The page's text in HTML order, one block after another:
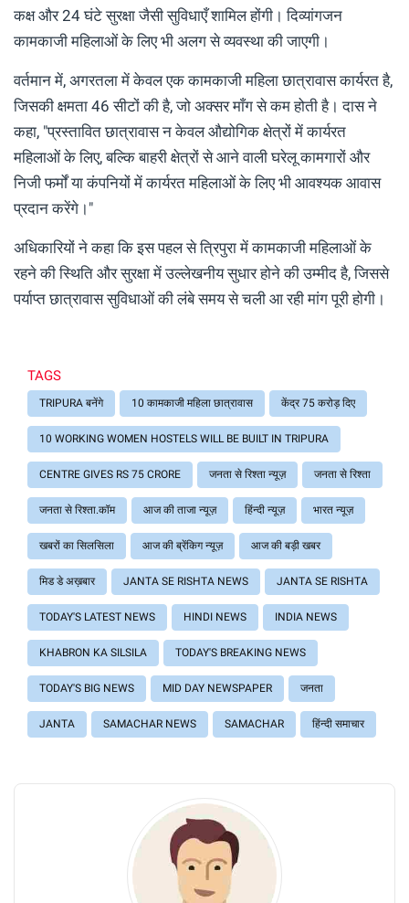
कक्ष और 24 घंटे सुरक्षा जैसी सुविधाएँ शामिल होंगी। दिव्यांगजन
कामकाजी महिलाओं के लिए भी अलग से व्यवस्था की जाएगी।
वर्तमान में, अगरतला में केवल एक कामकाजी महिला छात्रावास कार्यरत है,
जिसकी क्षमता 46 सीटों की है, जो अक्सर माँग से कम होती है। दास ने
कहा, "प्रस्तावित छात्रावास न केवल औद्योगिक क्षेत्रों में कार्यरत
महिलाओं के लिए, बल्कि बाहरी क्षेत्रों से आने वाली घरेलू कामगारों और
निजी फर्मों या कंपनियों में कार्यरत महिलाओं के लिए भी आवश्यक आवास
प्रदान करेंगे।"
अधिकारियों ने कहा कि इस पहल से त्रिपुरा में कामकाजी महिलाओं के
रहने की स्थिति और सुरक्षा में उल्लेखनीय सुधार होने की उम्मीद है, जिससे
पर्याप्त छात्रावास सुविधाओं की लंबे समय से चली आ रही मांग पूरी होगी।
TAGS
TRIPURA बनेंगे 10 कामकाजी महिला छात्रावास केंद्र 75 करोड़ दिए
10 WORKING WOMEN HOSTELS WILL BE BUILT IN TRIPURA
CENTRE GIVES RS 75 CRORE जनता से रिश्ता न्यूज़ जनता से रिश्ता
जनता से रिश्ता.कॉम आज की ताजा न्यूज़ हिंन्दी न्यूज़ भारत न्यूज़
खबरों का सिलसिला आज की ब्रेंकिग न्यूज़ आज की बड़ी खबर
मिड डे अख़बार JANTA SE RISHTA NEWS JANTA SE RISHTA
TODAY'S LATEST NEWS HINDI NEWS INDIA NEWS
KHABRON KA SILSILA TODAY'S BREAKING NEWS
TODAY'S BIG NEWS MID DAY NEWSPAPER जनता
JANTA SAMACHAR NEWS SAMACHAR हिंन्दी समाचार